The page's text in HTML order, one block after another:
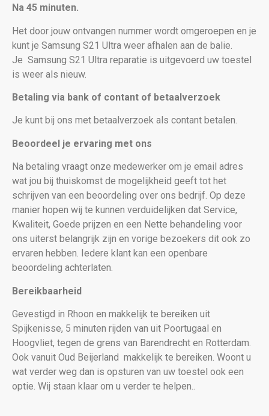
Na 45 minuten.
Het door jouw ontvangen nummer wordt omgeroepen en je
kunt je Samsung S21 Ultra weer afhalen aan de balie.
Je Samsung S21 Ultra reparatie is uitgevoerd uw toestel
is weer als nieuw.
Betaling via bank of contant of betaalverzoek
Je kunt bij ons met betaalverzoek als contant betalen.
Beoordeel je ervaring met ons
Na betaling vraagt onze medewerker om je email adres
wat jou bij thuiskomst de mogelijkheid geeft tot het
schrijven van een beoordeling over ons bedrijf. Op deze
manier hopen wij te kunnen verduidelijken dat Service,
Kwaliteit, Goede prijzen en een Nette behandeling voor
ons uiterst belangrijk zijn en vorige bezoekers dit ook zo
ervaren hebben. Iedere klant kan een openbare
beoordeling achterlaten.
Bereikbaarheid
Gevestigd in Rhoon en makkelijk te bereiken uit
Spijkenisse, 5 minuten rijden van uit Poortugaal en
Hoogvliet, tegen de grens van Barendrecht en Rotterdam.
Ook vanuit Oud Beijerland makkelijk te bereiken. Woont u
wat verder weg dan is opsturen van uw toestel ook een
optie. Wij staan klaar om u verder te helpen..